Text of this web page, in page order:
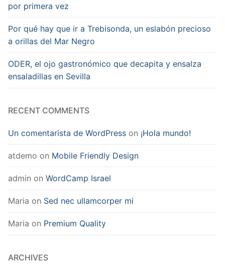
por primera vez
Por qué hay que ir a Trebisonda, un eslabón precioso
a orillas del Mar Negro
ODER, el ojo gastronómico que decapita y ensalza
ensaladillas en Sevilla
RECENT COMMENTS
Un comentarista de WordPress on ¡Hola mundo!
atdemo on Mobile Friendly Design
admin on WordCamp Israel
Maria on Sed nec ullamcorper mi
Maria on Premium Quality
ARCHIVES